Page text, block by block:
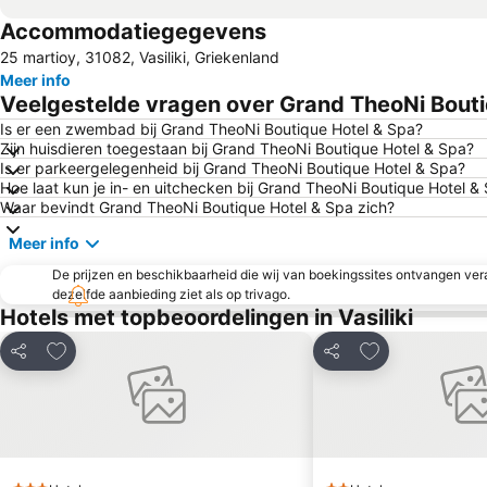
Accommodatiegegevens
25 martioy, 31082, Vasiliki, Griekenland
Meer info
Veelgestelde vragen over Grand TheoNi
Is er een zwembad bij Grand TheoNi Boutique Hotel & Spa?
Zijn huisdieren toegestaan bij Grand TheoNi Boutique Hotel & Spa?
Is er parkeergelegenheid bij Grand TheoNi Boutique Hotel & Spa?
Hoe laat kun je in- en uitchecken bij Grand TheoNi Boutique Hotel &
Waar bevindt Grand TheoNi Boutique Hotel & Spa zich?
Meer info
De prijzen en beschikbaarheid die wij van boekingssites ontvangen
dezelfde aanbieding ziet als op trivago.
Hotels met topbeoordelingen in Vasiliki
Delen
Toevoegen aan favorieten
Delen
Toevoegen